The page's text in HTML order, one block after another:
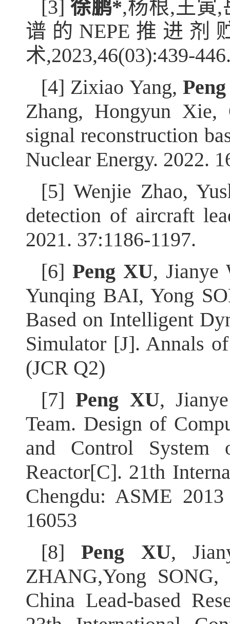
[3] 徐鹏*,杨根,王寅,
谱的 NEPE 推进剂
术,2023,46(03):439-
[4] Zixiao Yang,
Zhang, Hongyun Xie,
signal reconstruction
Nuclear Energy. 2022.
[5] Wenjie Zhao,
detection of aircraft
2021. 37:1186-1197.
[6] Peng XU, Jianye
Yunqing BAI, Yong
Based on Intelligent
Simulator [J]. Annals
(JCR Q2)
[7]Peng XU,
Team. Design of
and Control System
Reactor[C]. 21th
Chengdu: ASME
16053
[8]Peng XU,
ZHANG,Yong
China Lead-based